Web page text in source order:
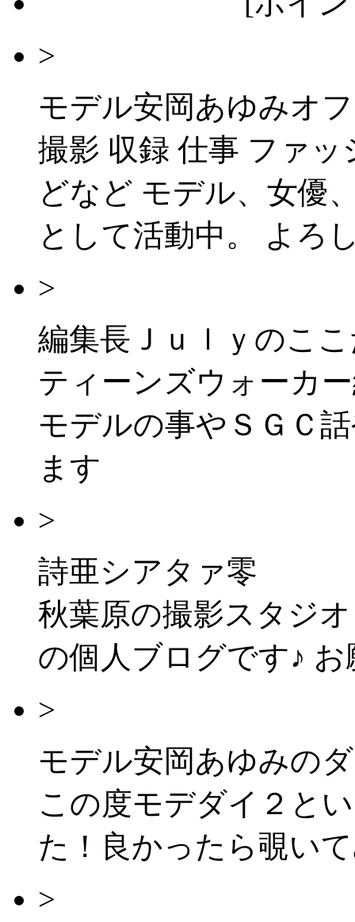
>
モデル安岡あゆみオ
撮影 収録 仕事 ファ
どなど モデル、女優
として活動中。 よろ
>
編集長Ｊｕｌｙのこ
ティーンズウォーカ
モデルの事やＳＧＣ
ます
>
詩亜シアタァ零
秋葉原の撮影スタジ
の個人ブログです♪
>
モデル安岡あゆみの
この度モデダイ２と
た！良かったら覗い
>